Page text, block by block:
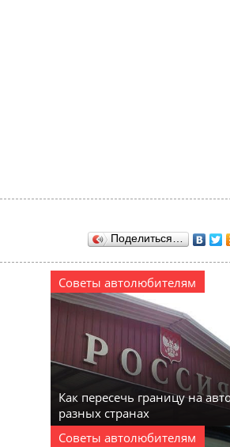
Поделиться…
Советы автолюбителям
Как пересечь границу на
разных странах
Советы автолюбителям